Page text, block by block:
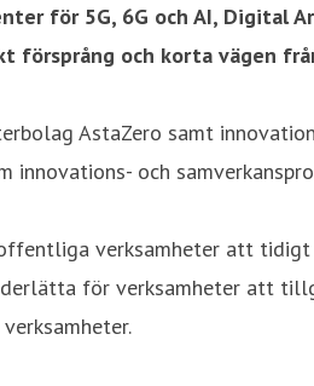
för 5G, 6G och AI, Digital
och korta vägen
AstaZero samt
och
verksamheter att tidigt
för verksamheter att